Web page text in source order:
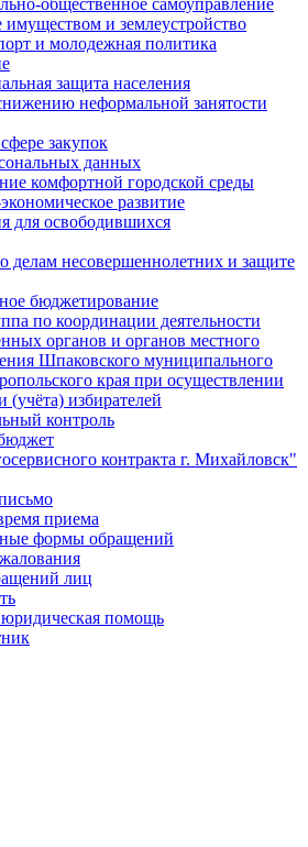
общественное самоуправление
имуществом и землеустройство
и молодежная политика
защита населения
неформальной занятости
закупок
данных
комфортной городской среды
развитие
для освободившихся
делам несовершеннолетних и защите
бюджетирование
по координации деятельности
органов и органов местного
Шпаковского муниципального
края при осуществлении
(учёта) избирателей
контроль
контракта г. Михайловск"
приема
формы обращений
лиц
юридическая помощь